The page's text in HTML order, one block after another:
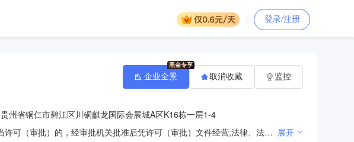
登录/注册
贵州省铜仁市碧江区川硐麒龙国际会展城A区K16栋一层1-4
法律、法规、国务院决定规定禁止的不得经营；法律、法规、国务院决定规定应当许可（审批）的，经审批机关批准后凭许可（审批）文件经营;法律、法规、国务院决定规定无需许可（审批）的，市场主体自主选择经营。（许可项目：建设工程设计；人防工程设计；地质灾害治理工程设计；建筑智能化系统设计；文物保护工程设计；住宅室内装饰装修；建设工程施工；建设工程施工（除核电站建设经营、民用机场建设）；建设工程勘察；建筑劳务分包；测绘服务；文物保护工程勘察；地质灾害治理工程勘查；地质灾害治理工程施工；建设工程质量检测；地质灾害危险性评估；建设工程监理；水运工程监理；公路工程监理（依法须经批准的项目，经相关部门批准后方可开展经营活动）一般项目：水环境污染防治服务；消防技术服务；市政设施管理；工程和技术研究和试验发展；工业工程设计服务；智能农业管理；专业设计服务；工业设计服务；城乡市容管理；对外承包工程；旅游开发项目策划咨询；工程造价咨询业务；环保咨询服务；工程技术服务（规划管理、勘察、设计、监理除外）；安全技术防范系统设计施工服务；水利相关咨询服务；基础地质勘查；水文服务；环境保护监测；环境应急治理服务；土壤环境污染防治服务；安全咨询服务；工程管理服务；园林绿化工程施工；建设工程消防验收现场评定技术服务；招投标代理服务；政府采购代理服务；采购代理服务；信息咨询服务（不含许可类信息咨询服务）；平面设计；广告设计、代理；广告制作；数字广告设计、代理；租赁服务（不含许可类租赁服务）；企业形象策划；市场营销策划；图文设计制作；信息技术咨询服务；建筑材料销售；建筑装饰材料销售；办公用品销售；金属工具销售；机械电气设备销售；建筑工程机械与设备租赁；机械设备租赁；林业有害生物防治服务；森林改培；森林经营和管护；白蚁防治服务（除许可业务外，可自主依法经营法律法规非禁止或限制的项目）） 展开
企业全景 取消收藏 监控